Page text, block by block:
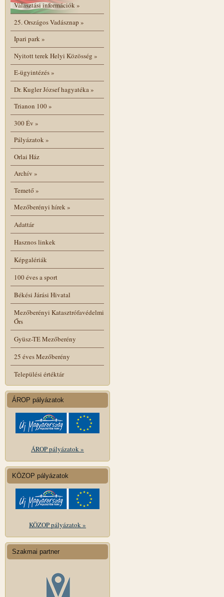
Választási információk»
25. Országos Vadásznap »
Ipari park»
Nyitott terek Helyi Közösség »
E-ügyintézés»
Dr. Kugler József hagyatéka»
Trianon 100»
300 Év »
Pályázatok»
Orlai Ház
Archív »
Temető»
Mezőberényi hírek»
Adattár
Hasznos linkek
Képgalériák
100 éves a sport
Békési Járási Hivatal
Mezőberényi Katasztrófavédelmi
Őrs
Gyüsz-TE Mezőberény
25 éves Mezőberény
Települési értéktár
ÁROP pályázatok
ÁROP pályázatok »
KÖZOP pályázatok
KÖZOP pályázatok »
Szakmai partner